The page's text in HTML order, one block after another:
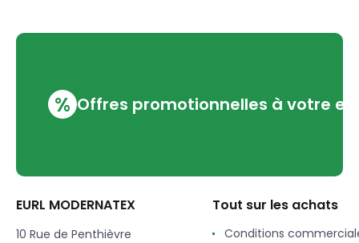
% Offres promotionnelles à votre
EURL MODERNATEX
10 Rue de Penthièvre
Tout sur les achats
Conditions